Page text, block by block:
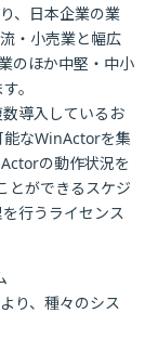
、日本企業の業
・小売業と幅広
のほか中堅・中小
。
導入しているお
能なWinActorを集
の動作状況を
とができるスケジ
行うライセンス
り、種々のシス